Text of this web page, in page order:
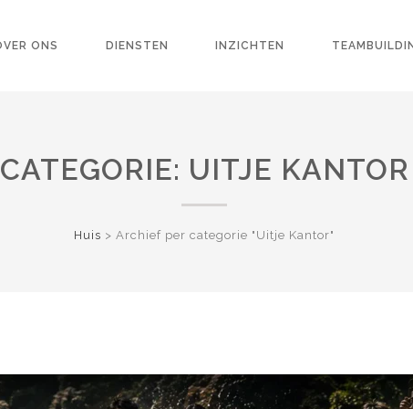
ONS DIENSTEN INZICHTEN
CATEGORIE: UITJE KANTOR
Huis > Archief per categorie "Uitje Kantor"